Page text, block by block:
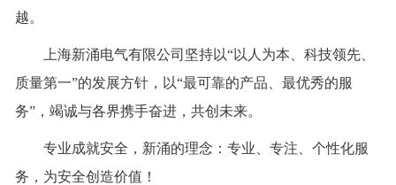
越。
上海新涌电气有限公司坚持以“以人为本、科技领先、
质量第一”的发展方针，以“最可靠的产品、最优秀的服
务”，竭诚与各界携手奋进，共创未来。
专业成就安全，新涌的理念：专业、专注、个性化服
务，为安全创造价值！